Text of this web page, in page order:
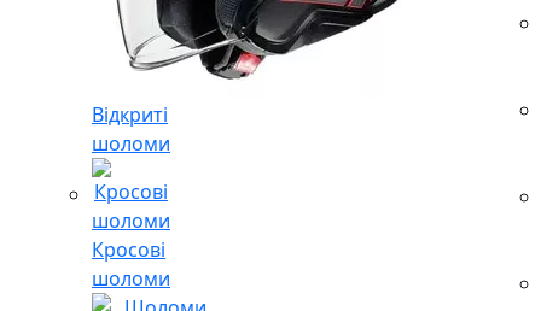
Відкриті
шоломи
Кросові
шоломи